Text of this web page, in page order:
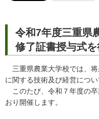
令和7年度三重
修了証書授与式
三重県農業大学校では、
に関する技術及び経営につ
このたび、令和７年度の卒
おり開催します。